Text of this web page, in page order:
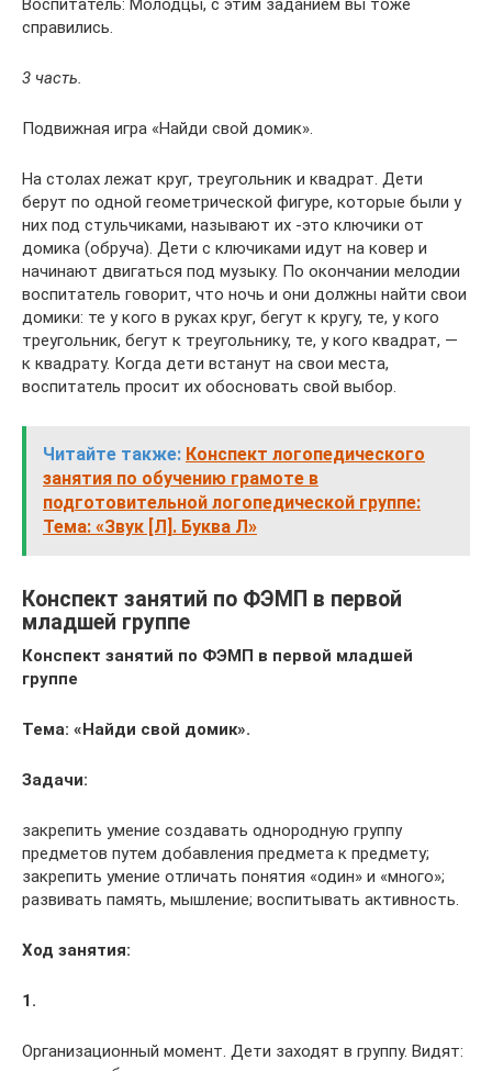
Воспитатель: Молодцы, с этим заданием вы тоже
справились.
3 часть.
Подвижная игра «Найди свой домик».
На столах лежат круг, треугольник и квадрат. Дети
берут по одной геометрической фигуре, которые были у
них под стульчиками, называют их -это ключики от
домика (обруча). Дети с ключиками идут на ковер и
начинают двигаться под музыку. По окончании мелодии
воспитатель говорит, что ночь и они должны найти свои
домики: те у кого в руках круг, бегут к кругу, те, у кого
треугольник, бегут к треугольнику, те, у кого квадрат, —
к квадрату. Когда дети встанут на свои места,
воспитатель просит их обосновать свой выбор.
Читайте также: Конспект логопедического
занятия по обучению грамоте в
подготовительной логопедической группе:
Тема: «Звук [Л]. Буква Л»
Конспект занятий по ФЭМП в первой
младшей группе
Конспект занятий по ФЭМП в первой младшей
группе
Тема: «Найди свой домик».
Задачи:
закрепить умение создавать однородную группу
предметов путем добавления предмета к предмету;
закрепить умение отличать понятия «один» и «много»;
развивать память, мышление; воспитывать активность.
Ход занятия:
1.
Организационный момент. Дети заходят в группу. Видят: